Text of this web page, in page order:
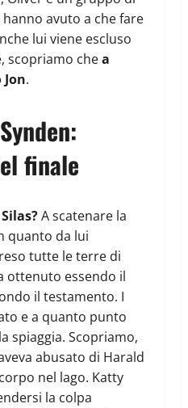
avuto a che fare
lui viene escluso
scopriamo chea
.
finale
A scatenare la
quanto da lui
tutte le terre di
ottenuto essendo il
il testamento. I
e a quanto punto
spiaggia. Scopriamo,
abusato di Harald
nel lago. Katty
la colpa